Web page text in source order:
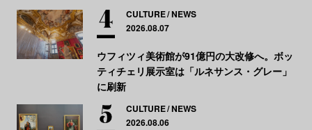
CULTURE NEWS
2026.08.07
ウフィツィ美術館が91億円の大改修へ。ボッ
ティチェリ展示室は「ルネサンス・グレー」
に刷新
CULTURE NEWS
2026.08.06